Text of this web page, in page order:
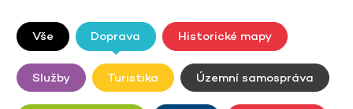
Vše Doprava Historické mapy
Služby Turistika Územní samospráva